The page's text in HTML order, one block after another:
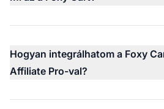
Hogyan integrálhatom a Foxy
Affiliate Pro-val?